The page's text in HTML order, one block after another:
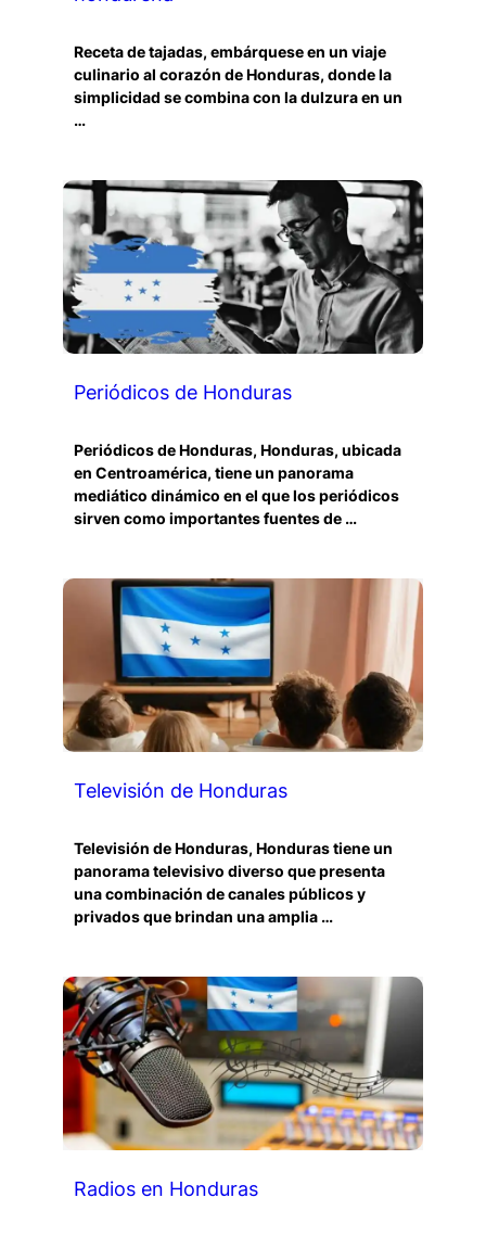
Receta de tajadas, embárquese en un viaje
culinario al corazón de Honduras, donde la
simplicidad se combina con la dulzura en un
…
Periódicos de Honduras
Periódicos de Honduras, Honduras, ubicada
en Centroamérica, tiene un panorama
mediático dinámico en el que los periódicos
sirven como importantes fuentes de …
Televisión de Honduras
Televisión de Honduras, Honduras tiene un
panorama televisivo diverso que presenta
una combinación de canales públicos y
privados que brindan una amplia …
Radios en Honduras